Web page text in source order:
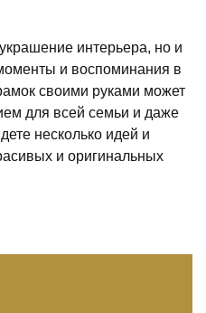
интерьера, но и
и воспоминания в
своими руками может
для всей семьи и даже
несколько идей и
и оригинальных